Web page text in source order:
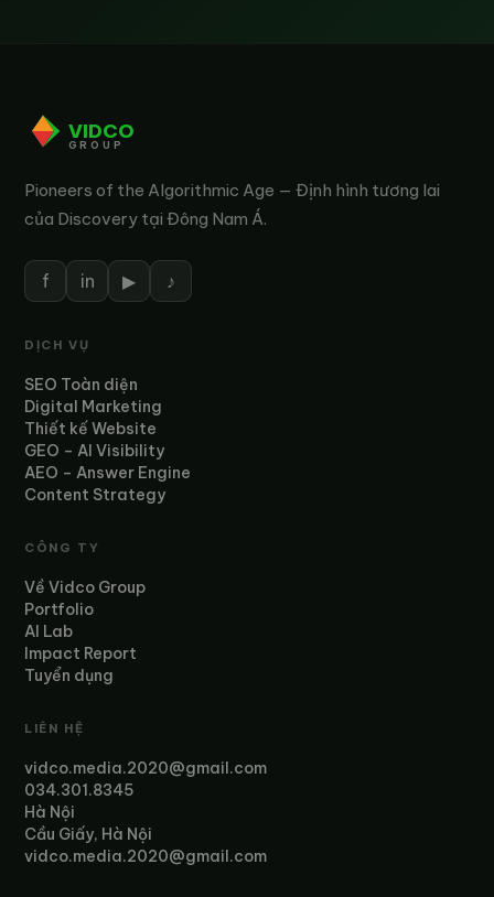
VIDCO
GROUP
Pioneers of the Algorithmic Age — Định hình tương lai
của Discovery tại Đông Nam Á.
f in ▶ ♪
DỊCH VỤ
SEO Toàn diện
Digital Marketing
Thiết kế Website
GEO – AI Visibility
AEO – Answer Engine
Content Strategy
CÔNG TY
Về Vidco Group
Portfolio
AI Lab
Impact Report
Tuyển dụng
LIÊN HỆ
vidco.media.2020@gmail.com
034.301.8345
Hà Nội
Cầu Giấy, Hà Nội
vidco.media.2020@gmail.com